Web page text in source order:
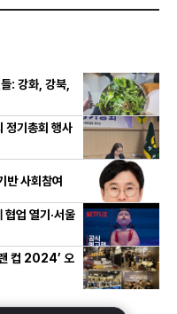
: 강화, 강북,
기총회 행사
반 사회참여
업 열기·서울
컵 2024’ 오